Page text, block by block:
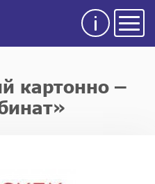
Инфо
картонно –